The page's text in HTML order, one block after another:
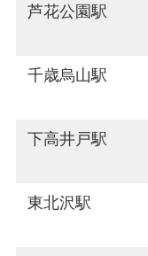
芦花公園駅
千歳烏山駅
下高井戸駅
東北沢駅